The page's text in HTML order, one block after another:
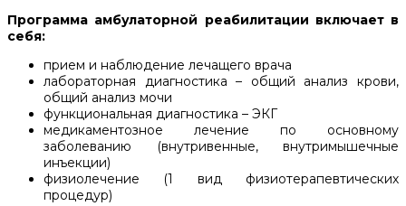
Программа амбулаторной реабилитации включает в
себя:
прием и наблюдение лечащего врача
лабораторная диагностика – общий анализ крови,
общий анализ мочи
функциональная диагностика – ЭКГ
медикаментозное лечение по основному
заболеванию (внутривенные, внутримышечные
инъекции)
физиолечение (1 вид физиотерапевтических
процедур)